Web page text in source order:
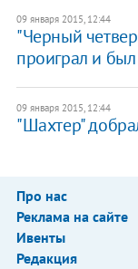
09 января 2015, 12:44
"Черный
проиграл и
09 января 2015, 12:44
"Шахтер"
Про нас
Реклама на сайте
Ивенты
Редакция